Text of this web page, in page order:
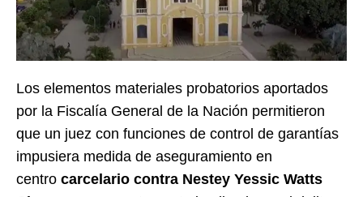
Los elementos materiales probatorios aportados
por la Fiscalía General de la Nación permitieron
que un juez con funciones de control de garantías
impusiera medida de aseguramiento en
centro carcelario contra Nestey Yessic Watts